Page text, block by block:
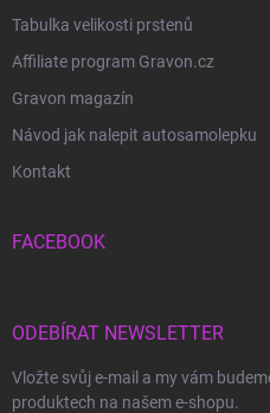
Tabulka velikosti prstenů
Affiliate program Gravon.cz
Gravon magazín
Návod jak nalepit autosamolepku
Kontakt
FACEBOOK
ODEBÍRAT NEWSLETTER
Vložte svůj e-mail a my vám
produktech na našem e-shopu.